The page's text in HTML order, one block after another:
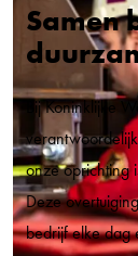
Samen
Bij Koninklijke
onze oprichting
Deze
bedrijf elke dag